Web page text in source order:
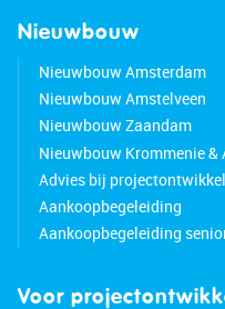
This beautiful single-
located in the
neighborhood. The
street with lots of
shopping, you can
center in a few
Amstelveen is a
nice mix of shops,
facilities.
With the
Nieuwbouw
Nieuwbouw Amsterdam
Nieuwbouw Amstelveen
Nieuwbouw Zaandam
Nieuwbouw Krommenie &
Advies bij
Aankoopbegeleiding
Aankoopbegeleiding
Voor